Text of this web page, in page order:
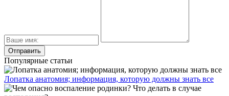
Популярные статьи
Лопатка анатомия; информация, которую должны знать все